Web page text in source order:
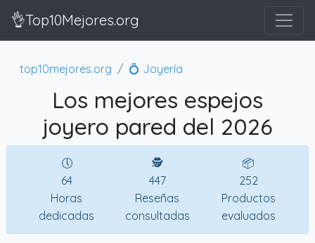
👌Top10Mejores.org
top10mejores.org 💍 Joyería
Los mejores espejos
joyero pared del 2026
🕔
64
Horas
dedicadas
🕵
447
Reseñas
consultadas
📦
252
Productos
evaluados